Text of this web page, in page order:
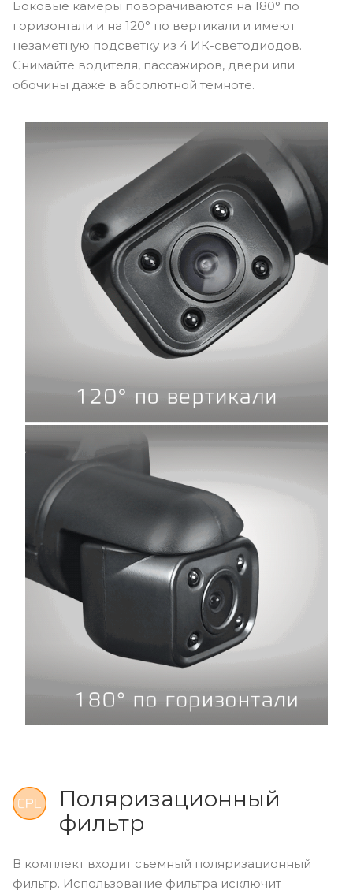
Боковые камеры поворачиваются на 180° по
горизонтали и на 120° по вертикали и имеют
незаметную подсветку из 4 ИК-светодиодов.
Снимайте водителя, пассажиров, двери или
обочины даже в абсолютной темноте.
Поляризационный
фильтр
В комплект входит съемный поляризационный
фильтр. Использование фильтра исключит